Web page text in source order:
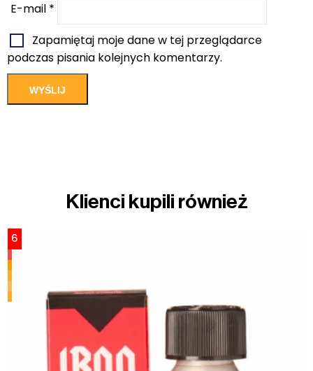
E-mail *
Zapamiętaj moje dane w tej przeglądarce
podczas pisania kolejnych komentarzy.
Klienci kupili również
6